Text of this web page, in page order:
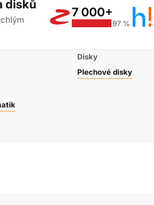
disků
7 000+
97 %
Disky
Plechové disky